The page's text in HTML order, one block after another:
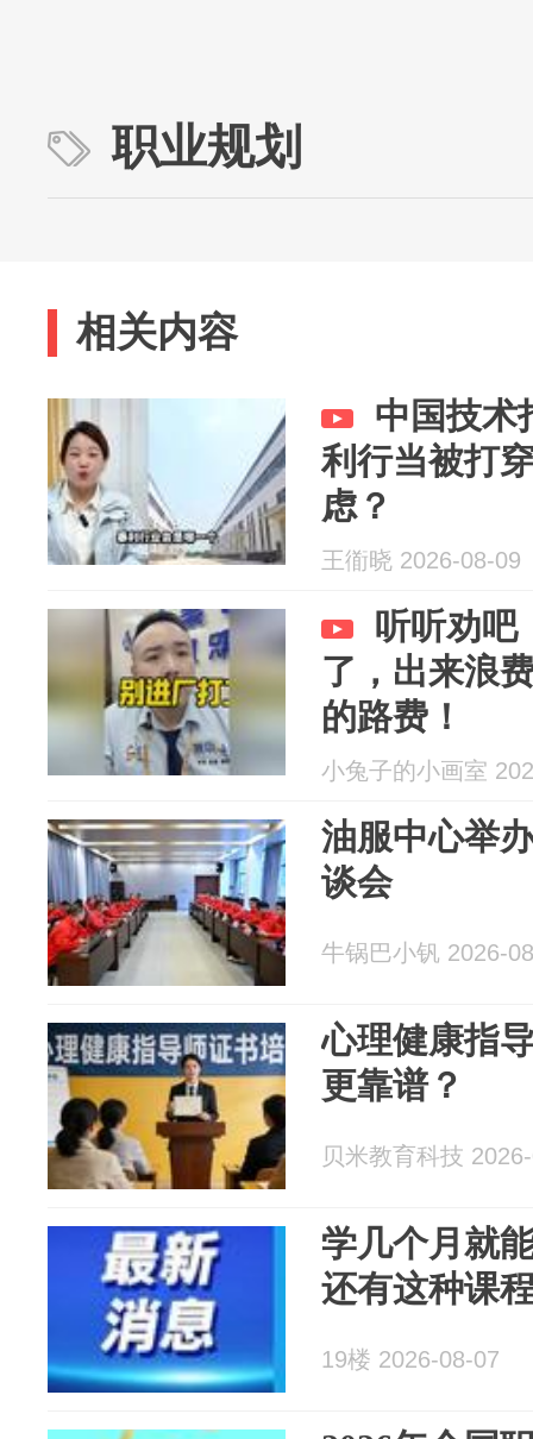
职业规划
相关内容
中国技术
利行当被打
虑？
王衜晓 2026-08-09
听听劝吧
了，出来浪
的路费！
小兔子的小画室
油服中心举
谈会
牛锅巴小钒 2026-
心理健康指
更靠谱？
贝米教育科技
学几个月就
还有这种课
19楼 2026-08-07